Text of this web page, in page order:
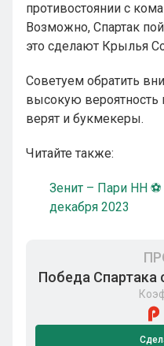
противостоянии с
Возможно, Спартак
это сделают Крылья
Советуем обратить
высокую вероятность
верят и букмекеры.
Читайте также:
Зенит – Пари НН ⚽
декабря 2023
Победа Спартака